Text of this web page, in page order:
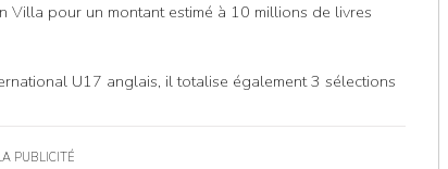
Villa pour un montant estimé à 10 millions de livres
U17 anglais, il totalise également 3 sélections
PUBLICITÉ